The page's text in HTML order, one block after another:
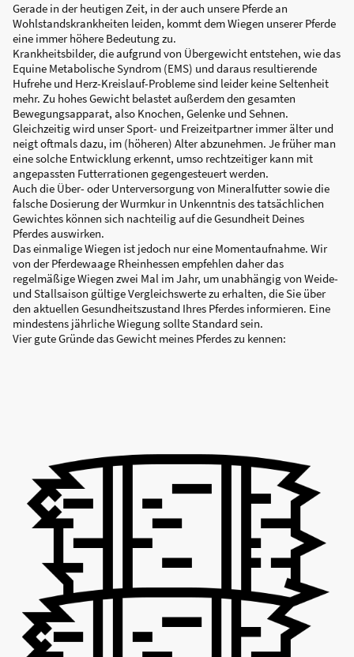
Gerade in der heutigen Zeit, in der auch unsere Pferde an
Wohlstandskrankheiten leiden, kommt dem Wiegen unserer Pferde
eine immer höhere Bedeutung zu.
Krankheitsbilder, die aufgrund von Übergewicht entstehen, wie das
Equine Metabolische Syndrom (EMS) und daraus resultierende
Hufrehe und Herz-Kreislauf-Probleme sind leider keine Seltenheit
mehr. Zu hohes Gewicht belastet außerdem den gesamten
Bewegungsapparat, also Knochen, Gelenke und Sehnen.
Gleichzeitig wird unser Sport- und Freizeitpartner immer älter und
neigt oftmals dazu, im (höheren) Alter abzunehmen. Je früher man
eine solche Entwicklung erkennt, umso rechtzeitiger kann mit
angepassten Futterrationen gegengesteuert werden.
Auch die Über- oder Unterversorgung von Mineralfutter sowie die
falsche Dosierung der Wurmkur in Unkenntnis des tatsächlichen
Gewichtes können sich nachteilig auf die Gesundheit Deines
Pferdes auswirken.
Das einmalige Wiegen ist jedoch nur eine Momentaufnahme. Wir
von der Pferdewaage Rheinhessen empfehlen daher das
regelmäßige Wiegen zwei Mal im Jahr, um unabhängig von Weide-
und Stallsaison gültige Vergleichswerte zu erhalten, die Sie über
den aktuellen Gesundheitszustand Ihres Pferdes informieren. Eine
mindestens jährliche Wiegung sollte Standard sein.
Vier gute Gründe das Gewicht meines Pferdes zu kennen: